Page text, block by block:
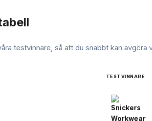
testvinnare, så att du snabbt kan avgöra
TESTVINNARE